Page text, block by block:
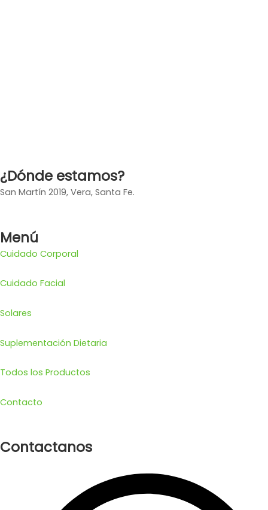
¿Dónde estamos?
San Martín 2019, Vera, Santa Fe.
Menú
Cuidado Corporal
Cuidado Facial
Solares
Suplementación Dietaria
Todos los Productos
Contacto
Contactanos